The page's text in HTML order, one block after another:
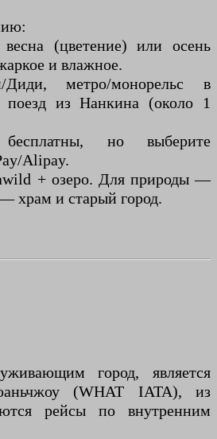
(цветение) или осень
и влажное.
Диди, метро/монорельс в
поезд из Нанкина (около 1
но выберите
Alipay.
+ озеро. Для природы —
храм и старый город.
город, является
(WHAT IATA), из
рейсы по внутренним